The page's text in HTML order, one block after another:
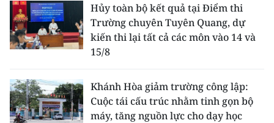
Hủy toàn bộ kết quả tại Điểm thi
Trường chuyên Tuyên Quang, dự
kiến thi lại tất cả các môn vào 14 và
15/8
Khánh Hòa giảm trường công lập:
Cuộc tái cấu trúc nhằm tinh gọn bộ
máy, tăng nguồn lực cho dạy học